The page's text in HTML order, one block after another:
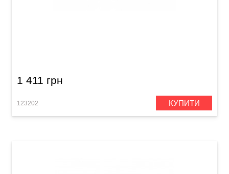
1 411 грн
123202 КУПИТИ